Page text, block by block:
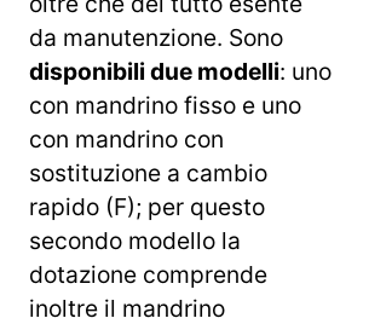
da manutenzione. Sono
disponibili due modelli: uno
con mandrino fisso e uno
con mandrino con
sostituzione a cambio
rapido (F); per questo
secondo modello la
dotazione comprende
inoltre il mandrino